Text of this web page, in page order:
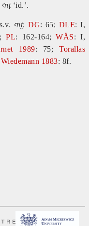
ꜥnṱ ‘id.’.
ꜥnṱ;DG: 65; DLE: I,
PL: 162-164;WÄS: I,
1989: 75;Torallas
Wiedemann 1883: 8f.